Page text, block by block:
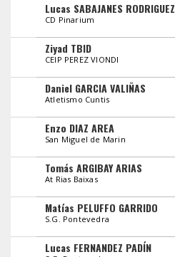
Lucas SABAJANES RODRIGUEZ
CD Pinarium
Ziyad TBID
CEIP PEREZ VIONDI
Daniel GARCIA VALIÑAS
Atletismo Cuntis
Enzo DIAZ AREA
San Miguel de Marin
Tomás ARGIBAY ARIAS
At Rias Baixas
Matías PELUFFO GARRIDO
S.G. Pontevedra
Lucas FERNANDEZ PADÍN